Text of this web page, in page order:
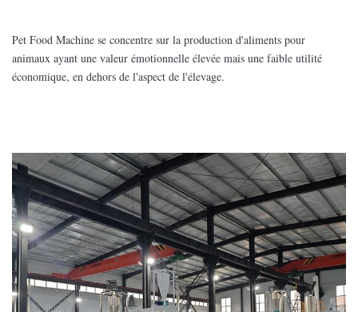
Pet Food Machine se concentre sur la production d'aliments pour
animaux ayant une valeur émotionnelle élevée mais une faible utilité
économique, en dehors de l'aspect de l'élevage.